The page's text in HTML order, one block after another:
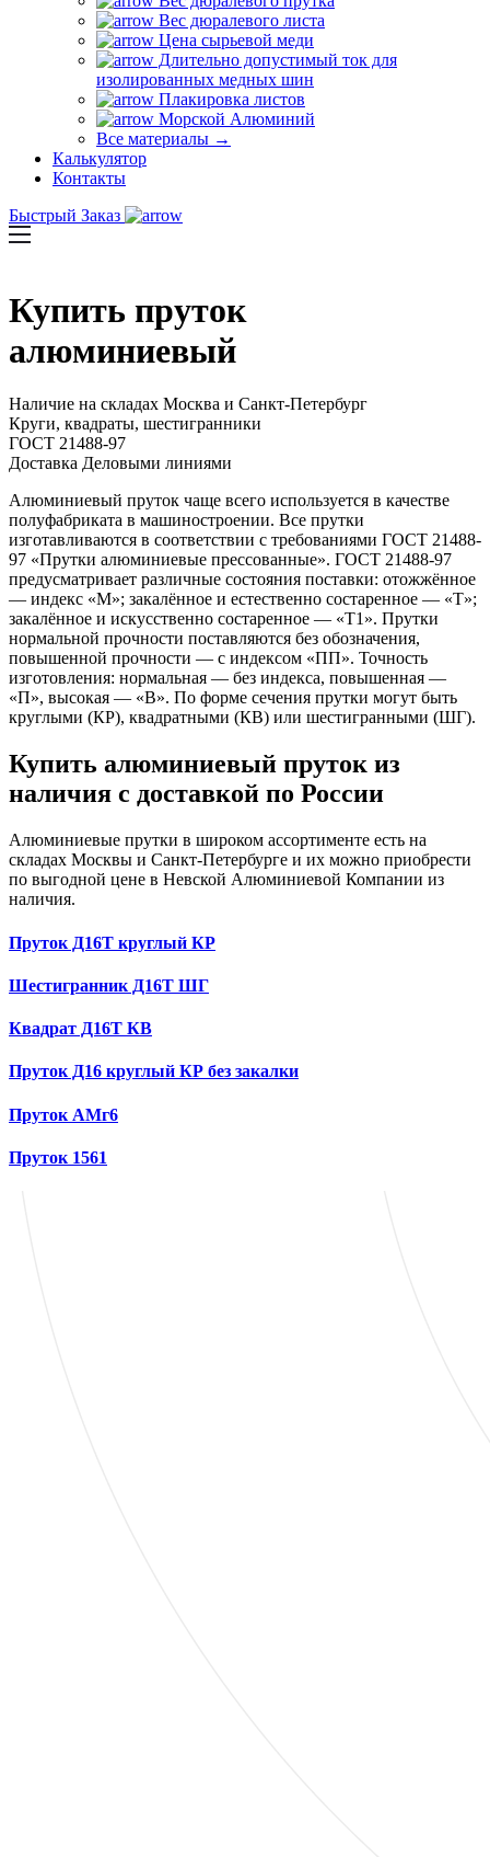
Вес дюралевого листа
Цена сырьевой меди
Длительно допустимый ток для
изолированных медных шин
Плакировка листов
Морской Алюминий
Все материалы →
Калькулятор
Контакты
Быстрый Заказ
Купить пруток
алюминиевый
Наличие на складах Москва и Санкт-Петербург
Круги, квадраты, шестигранники
ГОСТ 21488-97
Доставка Деловыми линиями
Алюминиевый пруток чаще всего используется в качестве
полуфабриката в машиностроении. Все прутки
изготавливаются в соответствии с требованиями ГОСТ 21488-
97 «Прутки алюминиевые прессованные». ГОСТ 21488-97
предусматривает различные состояния поставки: отожжённое
— индекс «М»; закалённое и естественно состаренное — «Т»;
закалённое и искусственно состаренное — «Т1». Прутки
нормальной прочности поставляются без обозначения,
повышенной прочности — с индексом «ПП». Точность
изготовления: нормальная — без индекса, повышенная —
«П», высокая — «В». По форме сечения прутки могут быть
круглыми (КР), квадратными (КВ) или шестигранными (ШГ).
Купить алюминиевый пруток из
наличия c доставкой по России
Алюминиевые прутки в широком ассортименте есть на
складах Москвы и Санкт-Петербурге и их можно приобрести
по выгодной цене в Невской Алюминиевой Компании из
наличия.
Пруток Д16Т круглый КР
Шестигранник Д16Т ШГ
Квадрат Д16Т КВ
Пруток Д16 круглый КР без закалки
Пруток АМг6
Пруток 1561